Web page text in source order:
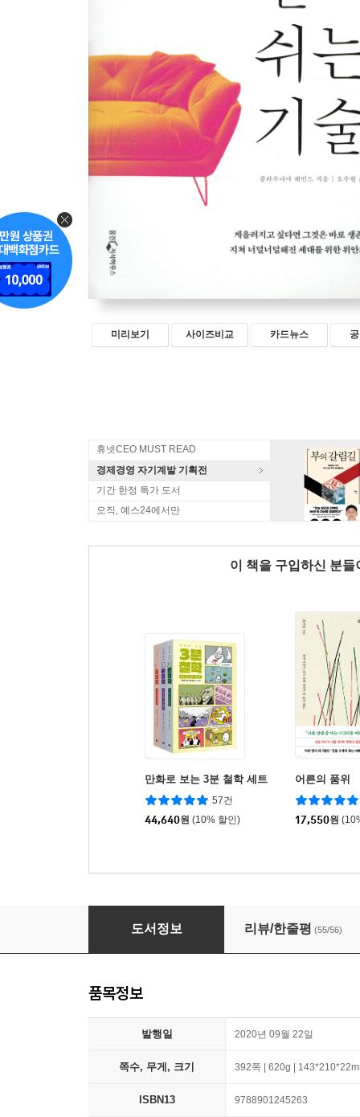
미리보기 사이즈비교 카드뉴스
휴넷CEO MUST READ
경제경영 자기계발 기획전
기간 한정 특가 도서
오직, 예스24에서만
이 책을 구입하신 분
만화로 보는 3분 철학 세트
57건
44,640원 (10% 할인)
어른의 품위
17,550원
잘 쉬는 기술
도서정보 리뷰/한줄평 (55/56)
품목정보
발행일 2020년 09월 22일
쪽수, 무게, 크기 392쪽 | 620g |
ISBN13 9788901245263